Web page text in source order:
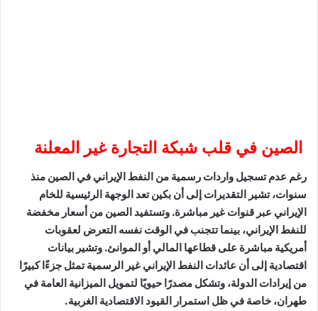
الصين في قلب شبكة التجارة غير المعلنة
رغم عدم تسجيل واردات رسمية من النفط الإيراني في الصين منذ
سنوات، تشير التقديرات إلى أن بكين تعد الوجهة الرئيسية للخام
الإيراني عبر قنوات غير مباشرة. وتستفيد الصين من أسعار مخفضة
للنفط الإيراني، بينما تتجنب في الوقت نفسه التعرض لعقوبات
أمريكية مباشرة على قطاعها المالي أو الموانئ. وتشير بيانات
اقتصادية إلى أن عائدات النفط الإيراني غير الرسمية تمثل جزءًا كبيرًا
من إيرادات الدولة، وتشكل مصدرًا حيويًا لتمويل الميزانية العامة في
طهران، خاصة في ظل استمرار القيود الاقتصادية الغربية.